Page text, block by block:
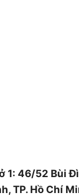
1: 46/52 Bùi
TP. Hồ Chí